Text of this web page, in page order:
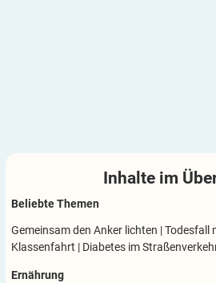
Inhalte im
Beliebte Themen
Gemeinsam den Anker lichten |Todesfall
Klassenfahrt | Diabetes im
Ernährung